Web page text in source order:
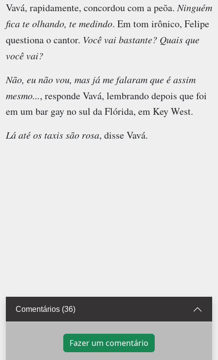
Vavá, rapidamente, concordou com a peõa.Ninguém
fica te olhando, te medindo. Em tom irônico, Felipe
questiona o cantor. Você vai bastante? Quais que
você vai?
Não, eu não vou, mas já me falaram que é assim
mesmo..., responde Vavá, lembrando depois que foi
em um bar gay no sul da Flórida, em Key West.
Lá até os taxis são rosa, disse Vavá.
Comentários (36)
Fazer um comentário